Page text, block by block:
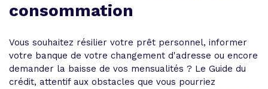
consommation
Vous souhaitez résilier votre prêt personnel, informer
votre banque de votre changement d'adresse ou encore
demander la baisse de vos mensualités ? Le Guide du
crédit, attentif aux obstacles que vous pourriez